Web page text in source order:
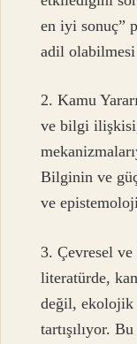
en iyi sonuç”
adil
2. Kamu
ve bilgi
Bilginin ve güç
ve
3. Çevresel
literatürde,
değil, ekolojik
tartışılıyor.